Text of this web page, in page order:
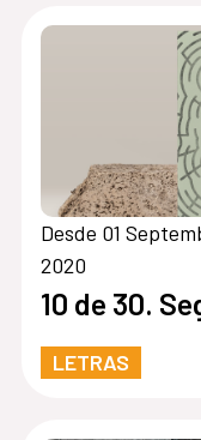
Desde 01
2020
10 de 30.
LETRAS